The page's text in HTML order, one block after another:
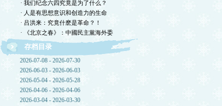
· 我们纪念六四究竟是为了什么？
· 人是有思想意识和创造力的生命
· 吕洪来：究竟什麽是革命？！
· 《北京之春》：中國民主黨海外委
存档目录
2026-07-08 - 2026-07-30
2026-06-03 - 2026-06-03
2026-05-04 - 2026-05-28
2026-04-06 - 2026-04-06
2026-03-04 - 2026-03-30